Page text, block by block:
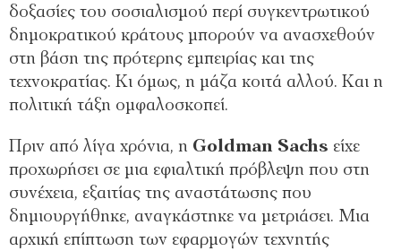
δοξασίες του σοσιαλισμού περί συγκεντρωτικού
δημοκρατικού κράτους μπορούν να ανασχεθούν
στη βάση της πρότερης εμπειρίας και της
τεχνοκρατίας. Κι όμως, η μάζα κοιτά αλλού. Και η
πολιτική τάξη ομφαλοσκοπεί.
Πριν από λίγα χρόνια, η Goldman Sachs είχε
προχωρήσει σε μια εφιαλτική πρόβλεψη που στη
συνέχεια, εξαιτίας της αναστάτωσης που
δημιουργήθηκε, αναγκάστηκε να μετριάσει. Μια
αρχική επίπτωση των εφαρμογών τεχνητής